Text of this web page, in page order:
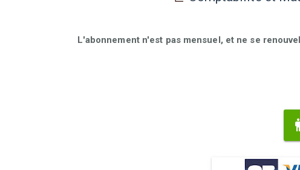
L'abonnement n'est pas mensuel, et ne se